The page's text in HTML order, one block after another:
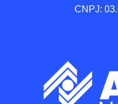
CNPJ: